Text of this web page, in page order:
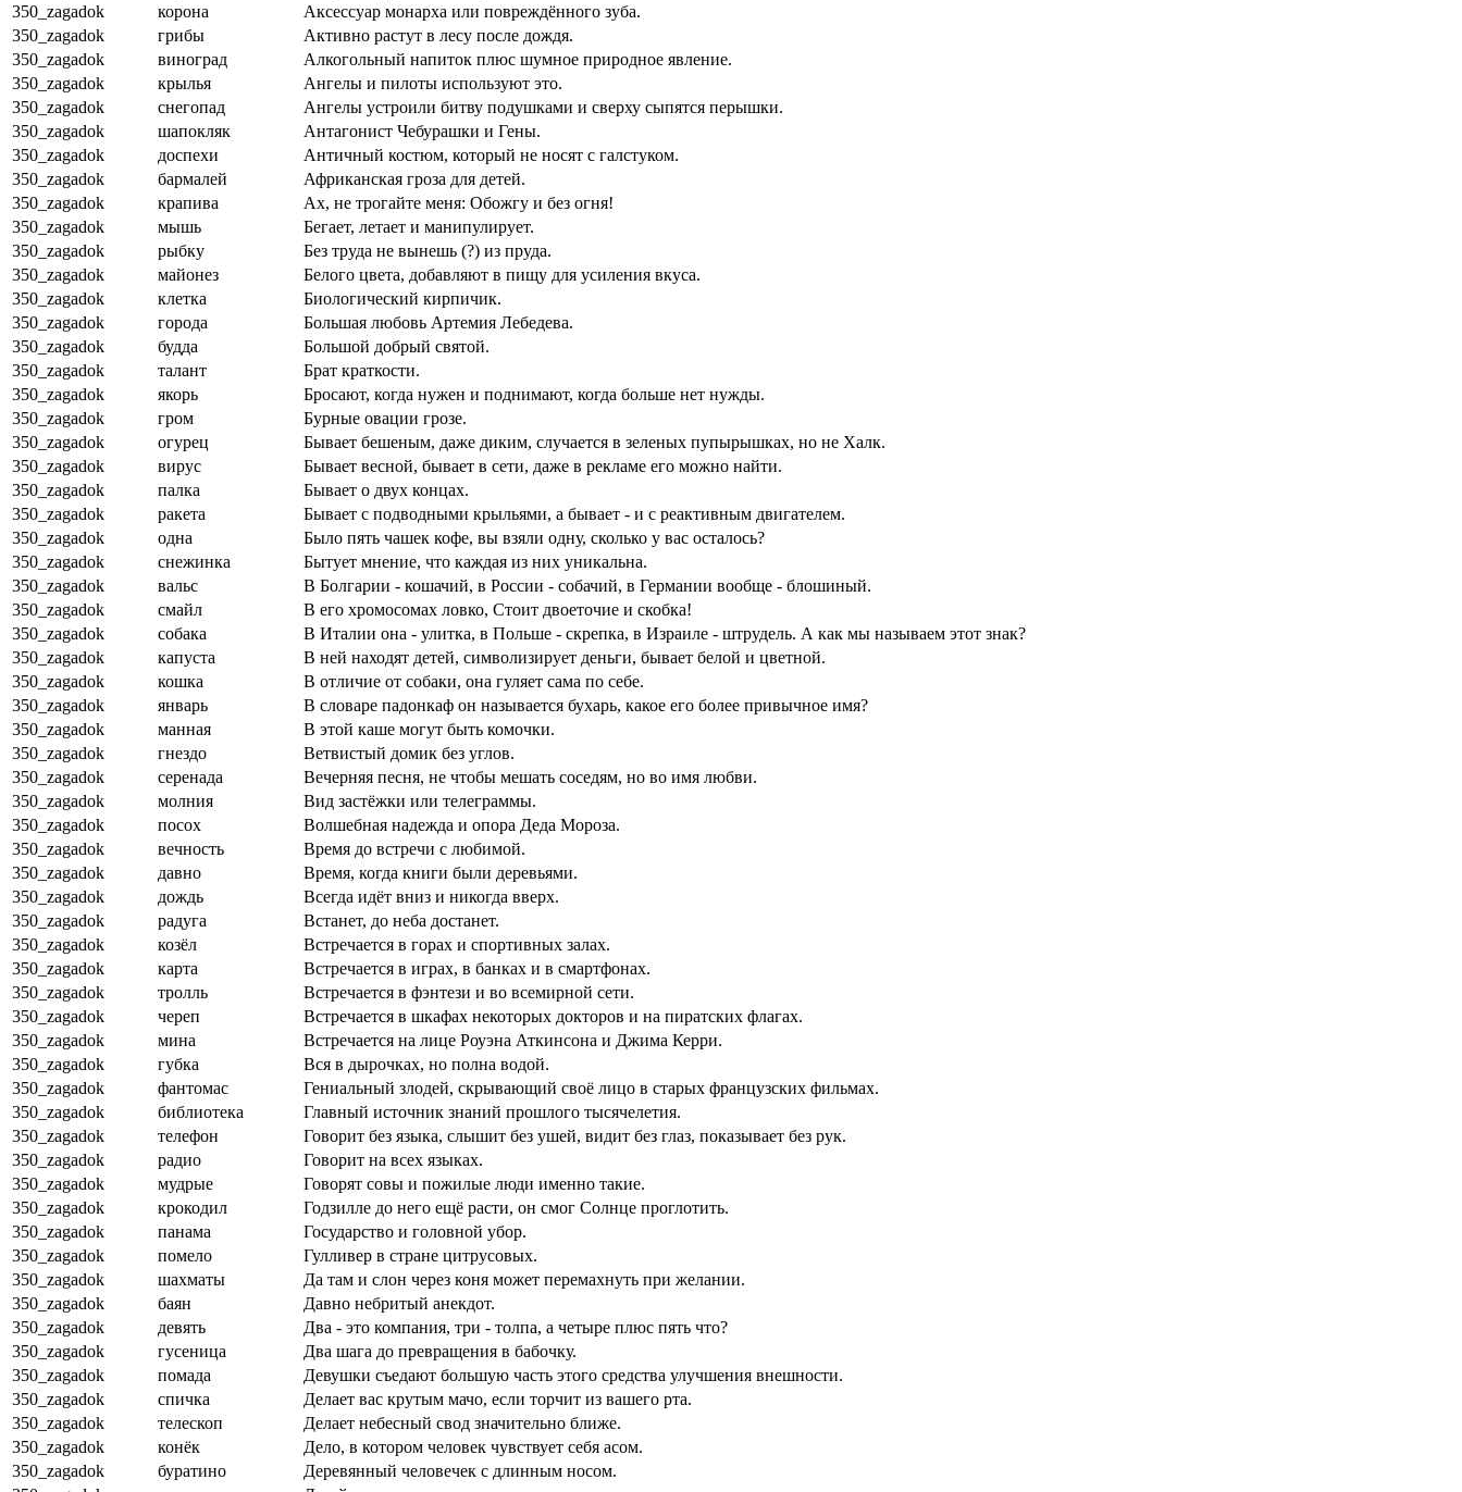
350_zagadok
корона
Аксессуар монарха или повреждённого зуба.
350_zagadok
грибы
Активно растут в лесу после дождя.
350_zagadok
виноград
Алкогольный напиток плюс шумное природное явление.
350_zagadok
крылья
Ангелы и пилоты используют это.
350_zagadok
снегопад
Ангелы устроили битву подушками и сверху сыпятся перышки.
350_zagadok
шапокляк
Антагонист Чебурашки и Гены.
350_zagadok
доспехи
Античный костюм, который не носят с галстуком.
350_zagadok
бармалей
Африканская гроза для детей.
350_zagadok
крапива
Ах, не трогайте меня: Обожгу и без огня!
350_zagadok
мышь
Бегает, летает и манипулирует.
350_zagadok
рыбку
Без труда не вынешь (?) из пруда.
350_zagadok
майонез
Белого цвета, добавляют в пищу для усиления вкуса.
350_zagadok
клетка
Биологический кирпичик.
350_zagadok
города
Большая любовь Артемия Лебедева.
350_zagadok
будда
Большой добрый святой.
350_zagadok
талант
Брат краткости.
350_zagadok
якорь
Бросают, когда нужен и поднимают, когда больше нет нужды.
350_zagadok
гром
Бурные овации грозе.
350_zagadok
огурец
Бывает бешеным, даже диким, случается в зеленых пупырышках, но не Халк.
350_zagadok
вирус
Бывает весной, бывает в сети, даже в рекламе его можно найти.
350_zagadok
палка
Бывает о двух концах.
350_zagadok
ракета
Бывает с подводными крыльями, а бывает - и с реактивным двигателем.
350_zagadok
одна
Было пять чашек кофе, вы взяли одну, сколько у вас осталось?
350_zagadok
снежинка
Бытует мнение, что каждая из них уникальна.
350_zagadok
вальс
В Болгарии - кошачий, в России - собачий, в Германии вообще - блошиный.
350_zagadok
смайл
В его хромосомах ловко, Стоит двоеточие и скобка!
350_zagadok
собака
В Италии она - улитка, в Польше - скрепка, в Израиле - штрудель. А как мы называем этот знак?
350_zagadok
капуста
В ней находят детей, символизирует деньги, бывает белой и цветной.
350_zagadok
кошка
В отличие от собаки, она гуляет сама по себе.
350_zagadok
январь
В словаре падонкаф он называется бухарь, какое его более привычное имя?
350_zagadok
манная
В этой каше могут быть комочки.
350_zagadok
гнездо
Ветвистый домик без углов.
350_zagadok
серенада
Вечерняя песня, не чтобы мешать соседям, но во имя любви.
350_zagadok
молния
Вид застёжки или телеграммы.
350_zagadok
посох
Волшебная надежда и опора Деда Мороза.
350_zagadok
вечность
Время до встречи с любимой.
350_zagadok
давно
Время, когда книги были деревьями.
350_zagadok
дождь
Всегда идёт вниз и никогда вверх.
350_zagadok
радуга
Встанет, до неба достанет.
350_zagadok
козёл
Встречается в горах и спортивных залах.
350_zagadok
карта
Встречается в играх, в банках и в смартфонах.
350_zagadok
тролль
Встречается в фэнтези и во всемирной сети.
350_zagadok
череп
Встречается в шкафах некоторых докторов и на пиратских флагах.
350_zagadok
мина
Встречается на лице Роуэна Аткинсона и Джима Керри.
350_zagadok
губка
Вся в дырочках, но полна водой.
350_zagadok
фантомас
Гениальный злодей, скрывающий своё лицо в старых французских фильмах.
350_zagadok
библиотека
Главный источник знаний прошлого тысячелетия.
350_zagadok
телефон
Говорит без языка, слышит без ушей, видит без глаз, показывает без рук.
350_zagadok
радио
Говорит на всех языках.
350_zagadok
мудрые
Говорят совы и пожилые люди именно такие.
350_zagadok
крокодил
Годзилле до него ещё расти, он смог Солнце проглотить.
350_zagadok
панама
Государство и головной убор.
350_zagadok
помело
Гулливер в стране цитрусовых.
350_zagadok
шахматы
Да там и слон через коня может перемахнуть при желании.
350_zagadok
баян
Давно небритый анекдот.
350_zagadok
девять
Два - это компания, три - толпа, а четыре плюс пять что?
350_zagadok
гусеница
Два шага до превращения в бабочку.
350_zagadok
помада
Девушки съедают большую часть этого средства улучшения внешности.
350_zagadok
спичка
Делает вас крутым мачо, если торчит из вашего рта.
350_zagadok
телескоп
Делает небесный свод значительно ближе.
350_zagadok
конёк
Дело, в котором человек чувствует себя асом.
350_zagadok
буратино
Деревянный человечек с длинным носом.